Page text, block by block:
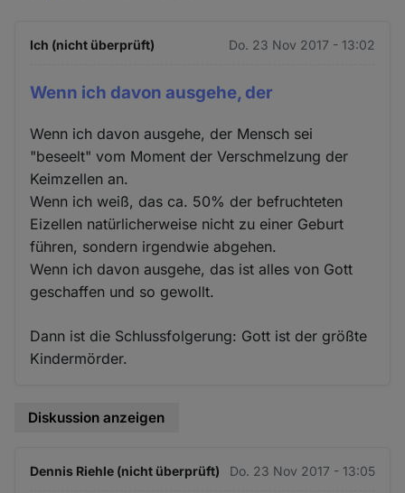
Ich (nicht überprüft) Do. 23 Nov 2017 - 13:02
Wenn ich davon ausgehe, der
Wenn ich davon ausgehe, der Mensch sei
"beseelt" vom Moment der Verschmelzung der
Keimzellen an.
Wenn ich weiß, das ca. 50% der befruchteten
Eizellen natürlicherweise nicht zu einer Geburt
führen, sondern irgendwie abgehen.
Wenn ich davon ausgehe, das ist alles von Gott
geschaffen und so gewollt.
Dann ist die Schlussfolgerung: Gott ist der größte
Kindermörder.
Diskussion anzeigen
Dennis Riehle (nicht überprüft) Do. 23 Nov 2017 - 13:05